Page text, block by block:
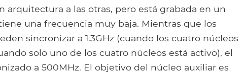
arquitectura a las otras, pero está grabada en un
una frecuencia muy baja. Mientras que los
sincronizar a 1.3GHz (cuando los cuatro núcleos
solo uno de los cuatro núcleos está activo), el
a 500MHz. El objetivo del núcleo auxiliar es